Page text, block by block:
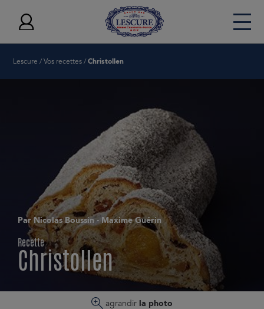
La marque Lescure
Nos crèmes
L'AOP Beurre Charentes-Poitou
Vos recettes
Vos inspirations
Nos engagements
Vos actualités
ESPACE CONSOMMATEURS
Lescure /Vos recettes /Christollen
Par Nicolas Boussin - Maxime Guérin
Recette
Christollen
agrandir la photo